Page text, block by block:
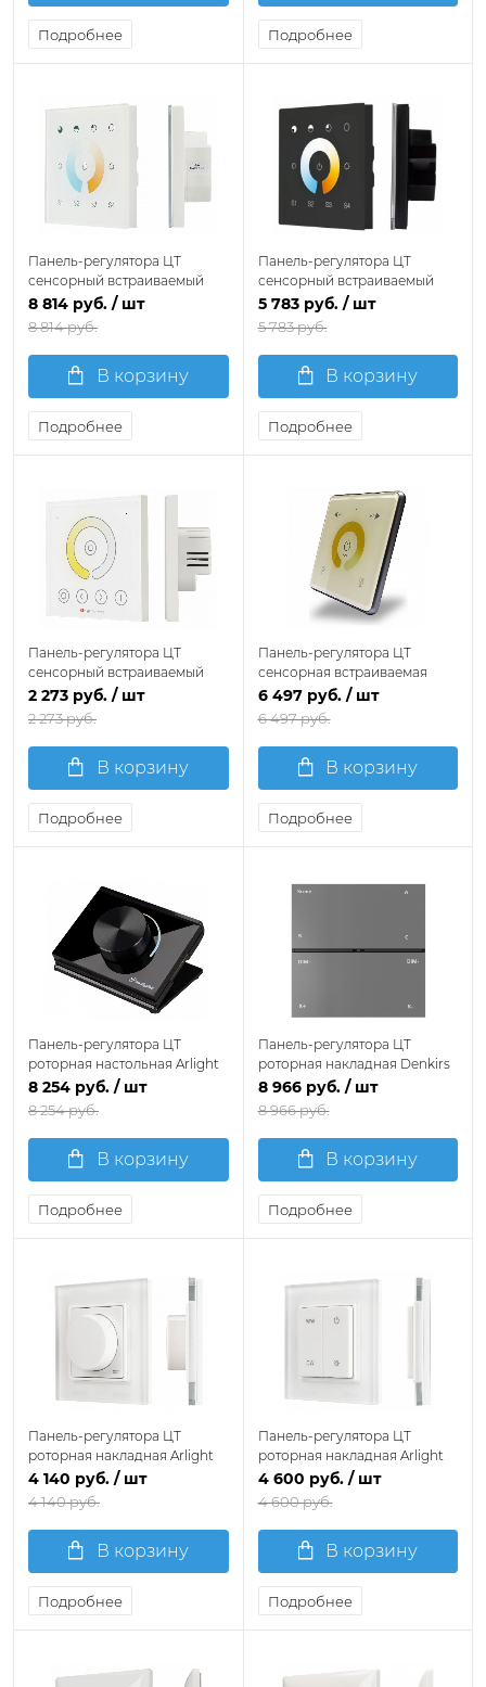
Подробнее Подробнее
Панель-регулятора ЦТ
сенсорный встраиваемый
Arlight INTELLIGENT 037196
8 814 руб. / шт
8 814 руб.
В корзину
Подробнее
Панель-регулятора ЦТ
сенсорный встраиваемый
Arlight INTELLIGENT 037195
5 783 руб. / шт
5 783 руб.
В корзину
Подробнее
Панель-регулятора ЦТ
сенсорный встраиваемый
Arlight COMFORT 032359
2 273 руб. / шт
2 273 руб.
В корзину
Подробнее
Панель-регулятора ЦТ
сенсорная встраиваемая
Denkirs Smart DK7200-WH
6 497 руб. / шт
6 497 руб.
В корзину
Подробнее
Панель-регулятора ЦТ
роторная настольная Arlight
SMART 034772
8 254 руб. / шт
8 254 руб.
В корзину
Подробнее
Панель-регулятора ЦТ
роторная накладная Denkirs
AIR CONTROL BT DK7201-DG
8 966 руб. / шт
8 966 руб.
В корзину
Подробнее
Панель-регулятора ЦТ
роторная накладная Arlight
SMART 032986
4 140 руб. / шт
4 140 руб.
В корзину
Подробнее
Панель-регулятора ЦТ
роторная накладная Arlight
SMART 032985
4 600 руб. / шт
4 600 руб.
В корзину
Подробнее